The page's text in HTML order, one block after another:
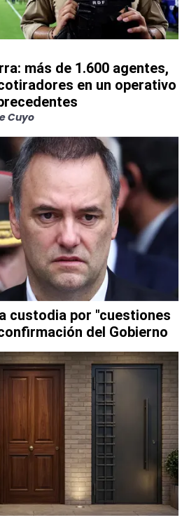
más de 1.600 agentes,
en un operativo
Cuyo
custodia por "cuestiones
del Gobierno